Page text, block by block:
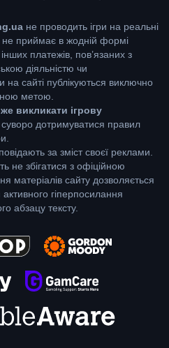
не проводить ігри на реальні
не приймає в жодній формі
платежів, пов’язаних з
діяльністю чи
на сайті публікуються виключно
метою.
викликати ігрову
дотримуватися правил
за зміст своєї реклами.
не збігатися з офіційною
матеріалів сайту дозволяється
гіперпосилання
абзацу тексту.